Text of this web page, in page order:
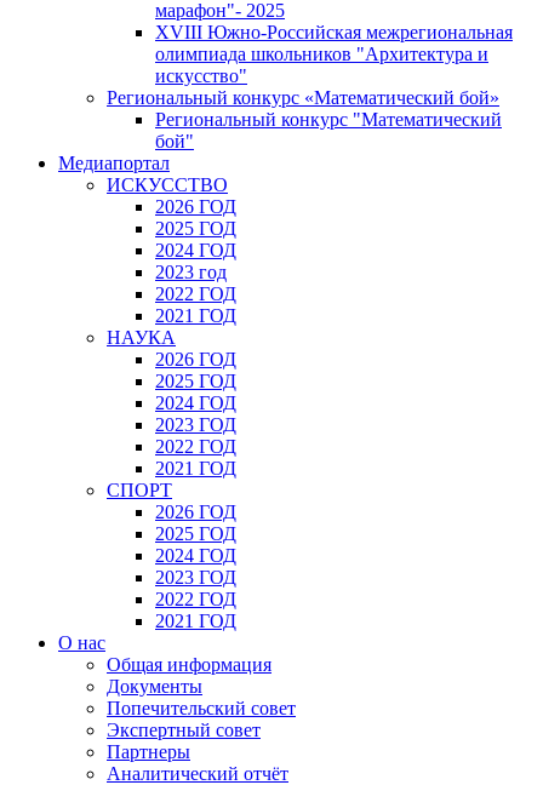
марафон"- 2025
XVIII Южно-Российская межрегиональная
олимпиада школьников "Архитектура и
искусство"
Региональный конкурс «Математический бой»
Региональный конкурс "Математический
бой"
Медиапортал
ИСКУССТВО
2026 ГОД
2025 ГОД
2024 ГОД
2023 год
2022 ГОД
2021 ГОД
НАУКА
2026 ГОД
2025 ГОД
2024 ГОД
2023 ГОД
2022 ГОД
2021 ГОД
СПОРТ
2026 ГОД
2025 ГОД
2024 ГОД
2023 ГОД
2022 ГОД
2021 ГОД
О нас
Общая информация
Документы
Попечительский совет
Экспертный совет
Партнеры
Аналитический отчёт